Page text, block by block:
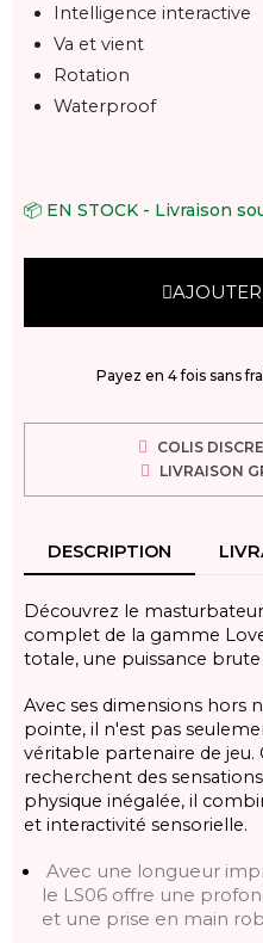
Intelligence interactive
Va et vient
Rotation
Waterproof
📦 EN STOCK - Livraison
Payez en 4 fois sans
COLIS
LIVRAISON
DESCRIPTION
Découvrez le
complet de la gamme
totale, une puissance brute
Avec ses dimensions hors
pointe, il n'est pas
véritable partenaire de jeu.
recherchent des
physique inégalée, il
et interactivité sensorielle.
Avec une longueur
le LS06 offre une
et une prise en main